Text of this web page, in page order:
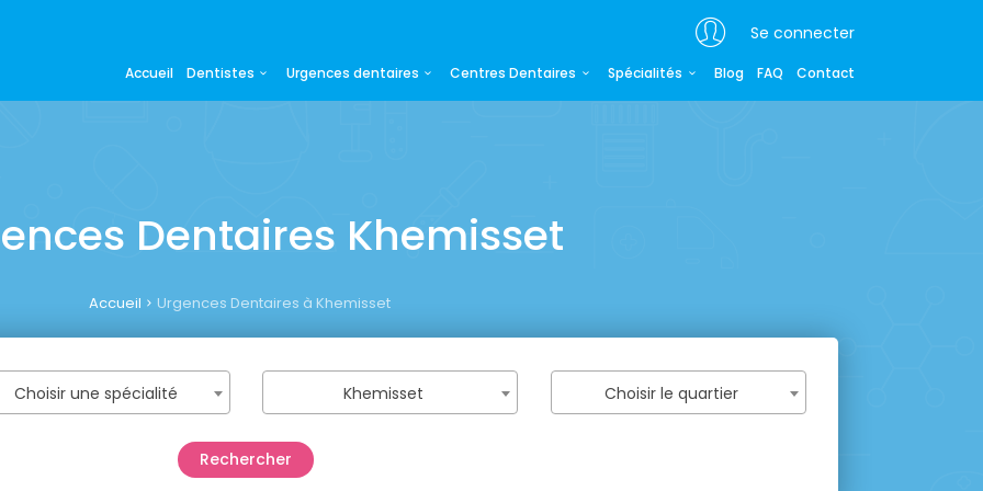
Se connecter
Accueil Dentistes Urgences dentaires Centres Dentaires Spécialités Blog FAQ Contact
Dentaires Khemisset
Accueil Urgences Dentaires à Khemisset
Choisir une spécialité Khemisset Choisir le quartier